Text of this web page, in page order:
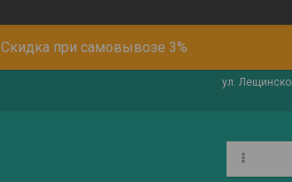
Скидка при самовывозе 3%
ул.